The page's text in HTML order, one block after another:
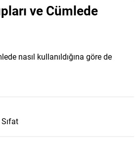
ve Cümlede
nasıl kullanıldığına göre de